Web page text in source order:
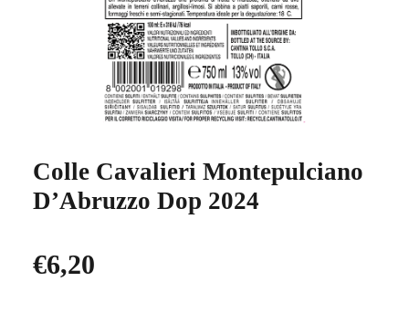
Colle Cavalieri Montepulciano
D’Abruzzo Dop 2024
€6,20